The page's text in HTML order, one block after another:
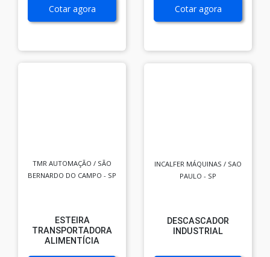
Cotar agora Cotar agora
TMR AUTOMAÇÃO / SÃO
BERNARDO DO CAMPO - SP
ESTEIRA
TRANSPORTADORA
ALIMENTÍCIA
INCALFER MÁQUINAS / SAO
PAULO - SP
DESCASCADOR
INDUSTRIAL